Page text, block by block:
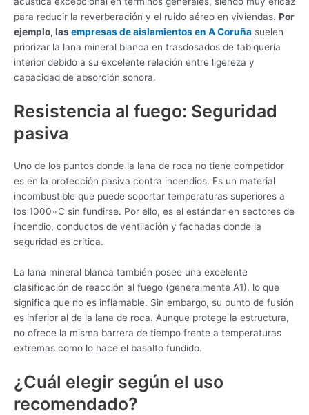
para reducir la reverberación y el ruido aéreo en viviendas. Por
ejemplo, lasempresas de aislamientos en A Coruña suelen
priorizar la lana mineral blanca en trasdosados de tabiquería
interior debido a su excelente relación entre ligereza y
capacidad de absorción sonora.
Resistencia al fuego: Seguridad
pasiva
Uno de los puntos donde la lana de roca no tiene competidor
es en la protección pasiva contra incendios. Es un material
incombustible que puede soportar temperaturas superiores a
los 1000∘C sin fundirse. Por ello, es el estándar en sectores de
incendio, conductos de ventilación y fachadas donde la
seguridad es crítica.
La lana mineral blanca también posee una excelente
clasificación de reacción al fuego (generalmente A1), lo que
significa que no es inflamable. Sin embargo, su punto de fusión
es inferior al de la lana de roca. Aunque protege la estructura,
no ofrece la misma barrera de tiempo frente a temperaturas
extremas como lo hace el basalto fundido.
¿Cuál elegir según el uso
recomendado?